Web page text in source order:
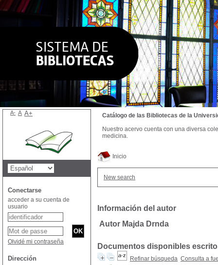
Inicio
New search
Información del autor
Autor Majda Drnda
Documentos disponibles
Refinar búsqueda Consulta a
Catálogo de las Bibliotecas de la
Nuestro acervo cuenta con una diversa
medicina.
A- A A+
Conectarse
acceder a su cuenta de
usuario
Olvidé mi contraseña
Dirección